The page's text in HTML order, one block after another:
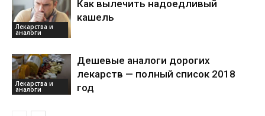
Лекарства и
аналоги
Как вылечить надоедливый
кашель
Лекарства и
аналоги
Дешевые аналоги дорогих
лекарств — полный список 2018
год